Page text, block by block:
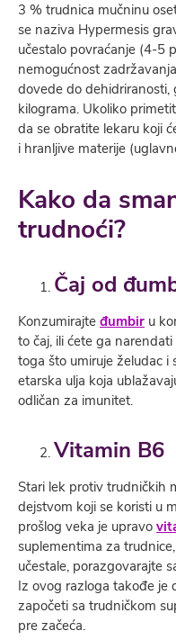
3 % trudnica mučninu
se naziva Hypermesis
učestalo povraćanje (4-5
nemogućnost
dovede do dehidriranosti,
kilograma. Ukoliko
da se obratite lekaru koji
i hranljive materije
Kako da
trudnoći?
Čaj od
Konzumirajte đumbir u
to čaj, ili ćete ga
toga što umiruje želudac i
etarska ulja koja
odličan za imunitet.
Vitamin B6
Stari lek protiv trudničkih
dejstvom koji se koristi u
prošlog veka je upravo
suplementima za
učestale, porazgovarajte
Iz ovog razloga takođe je
započeti sa trudničkom
pre začeća.